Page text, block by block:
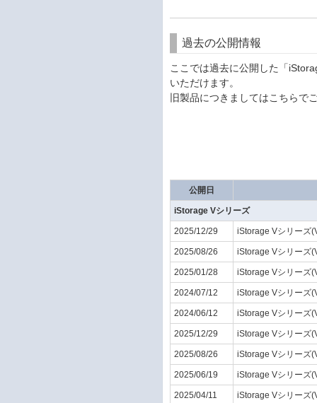
過去の公開情報
ここでは過去に公開した「
いただけます。
旧製品につきましてはこちらで
公開日
iStorage Vシリーズ
2025/12/29 iStorage Vシリーズ
2025/08/26 iStorage Vシリーズ
2025/01/28 iStorage Vシリーズ
2024/07/12 iStorage Vシリーズ
2024/06/12 iStorage Vシリーズ
2025/12/29 iStorage Vシリーズ
2025/08/26 iStorage Vシリーズ
2025/06/19 iStorage Vシリーズ
2025/04/11 iStorage Vシリーズ